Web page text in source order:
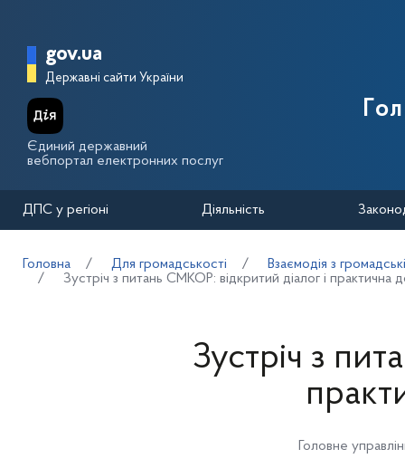
Головна сторінка Державної
gov.ua
Державні сайти України
Єдиний державний
вебпортал електронних послуг
ДПС у регіоні Діяльність
Головна Для громадськості
Взаємодія з
Зустріч з питань СМКОР: відкритий діалог і практична
Зустріч з
Головне